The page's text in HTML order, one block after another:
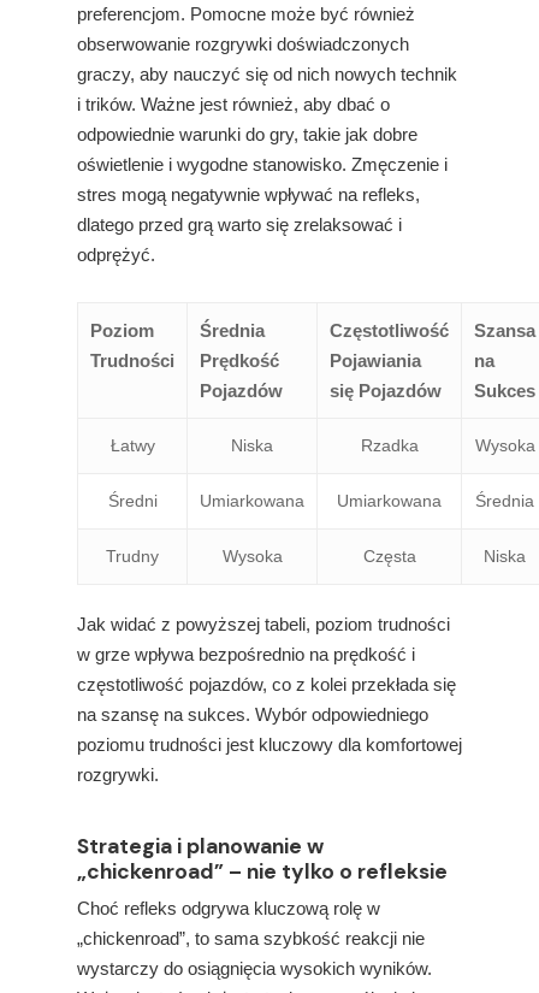
preferencjom. Pomocne może być również
obserwowanie rozgrywki doświadczonych
graczy, aby nauczyć się od nich nowych technik
i trików. Ważne jest również, aby dbać o
odpowiednie warunki do gry, takie jak dobre
oświetlenie i wygodne stanowisko. Zmęczenie i
stres mogą negatywnie wpływać na refleks,
dlatego przed grą warto się zrelaksować i
odprężyć.
Poziom
Trudności
Średnia
Prędkość
Pojazdów
Częstotliwość
Pojawiania
się Pojazdów
Szansa
na
Sukces
Łatwy Niska Rzadka Wysoka
Średni Umiarkowana Umiarkowana Średnia
Trudny Wysoka Częsta Niska
Jak widać z powyższej tabeli, poziom trudności
w grze wpływa bezpośrednio na prędkość i
częstotliwość pojazdów, co z kolei przekłada się
na szansę na sukces. Wybór odpowiedniego
poziomu trudności jest kluczowy dla komfortowej
rozgrywki.
Strategia i planowanie w
„chickenroad” – nie tylko o refleksie
Choć refleks odgrywa kluczową rolę w
„chickenroad”, to sama szybkość reakcji nie
wystarczy do osiągnięcia wysokich wyników.